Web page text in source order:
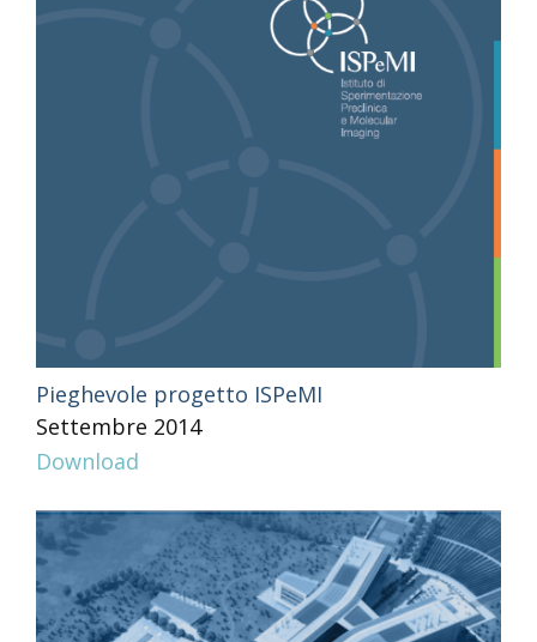
Pieghevole progetto ISPeMI
Settembre 2014
Download